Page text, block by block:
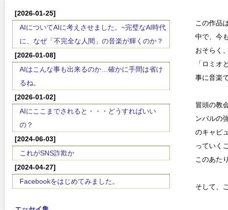
[2026-01-25]
AIについてAIに考えさせました。~完璧なAI時代
に、なぜ「不完全な人間」の音楽が輝くのか？
[2026-01-08]
AIはこんな事も出来るのか…確かに手間は省け
るね。
[2026-01-02]
AIにここまでされると・・・どうすればいい
の？
[2024-06-03]
これがSNS詐欺か
[2024-04-27]
Facebookをはじめてみました。
この作品
中で、今
おそらく
「ロミオ
事に音楽
冒頭の教
ンバルの
のキャピ
っていく
このあた
そして、